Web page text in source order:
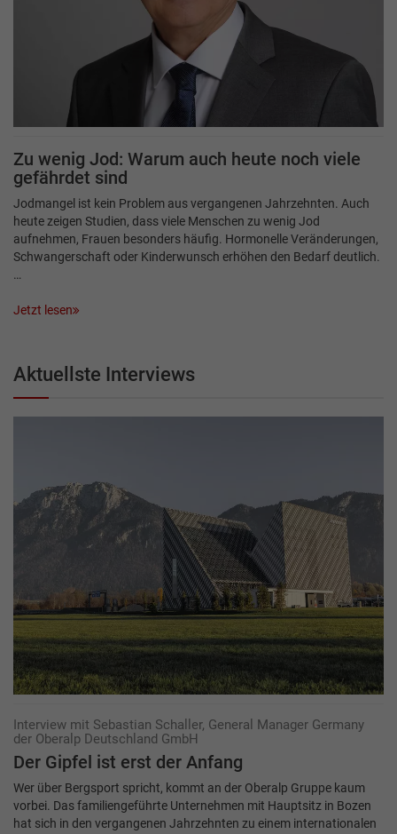
Zu wenig Jod: Warum auch heute noch viele
gefährdet sind
Jodmangel ist kein Problem aus vergangenen Jahrzehnten. Auch
heute zeigen Studien, dass viele Menschen zu wenig Jod
aufnehmen, Frauen besonders häufig. Hormonelle Veränderungen,
Schwangerschaft oder Kinderwunsch erhöhen den Bedarf deutlich.
…
Jetzt lesen
Aktuellste Interviews
Interview mit Sebastian Schaller, General Manager Germany
der Oberalp Deutschland GmbH
Der Gipfel ist erst der Anfang
Wer über Bergsport spricht, kommt an der Oberalp Gruppe kaum
vorbei. Das familiengeführte Unternehmen mit Hauptsitz in Bozen
hat sich in den vergangenen Jahrzehnten zu einem internationalen